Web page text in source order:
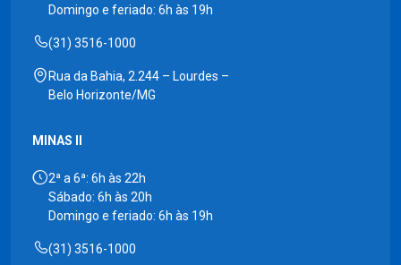
Domingo e feriado: 6h às 19h
(31) 3516-1000
Rua da Bahia, 2.244 – Lourdes –
Belo Horizonte/MG
MINAS II
2ª a 6ª: 6h às 22h
Sábado: 6h às 20h
Domingo e feriado: 6h às 19h
(31) 3516-1000